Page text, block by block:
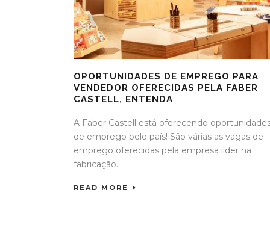
OPORTUNIDADES DE EMPREGO PARA
VENDEDOR OFERECIDAS PELA FABER
CASTELL, ENTENDA
A Faber Castell está oferecendo
de emprego pelo país! São várias as vagas de
emprego oferecidas pela empresa líder na
fabricação...
READ MORE